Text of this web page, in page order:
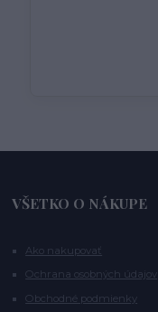
VŠETKO O NÁKUPE
Ako nakupovať
Ochrana osobných údajov
Obchodné podmienky